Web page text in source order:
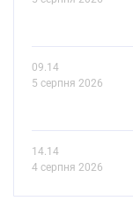
09.14
5 серпня 2026
14.14
4 серпня 2026